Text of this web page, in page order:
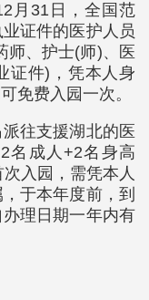
月31日，全国范
证件的医护人员
师、护士(师)、医
证件)，凭本人身
免费入园一次。
往支援湖北的医
名成人+2名身高
入园，需凭本人
于本年度前，到
理日期一年内有